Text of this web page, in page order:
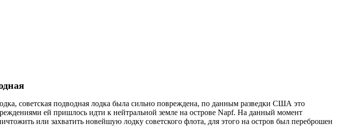
советская подводная лодка была сильно повреждена, по данным разведки США это
ей пришлось идти к нейтральной земле на острове Napf. На данный момент
или захватить новейшую лодку советского флота, для этого на остров был переброшен